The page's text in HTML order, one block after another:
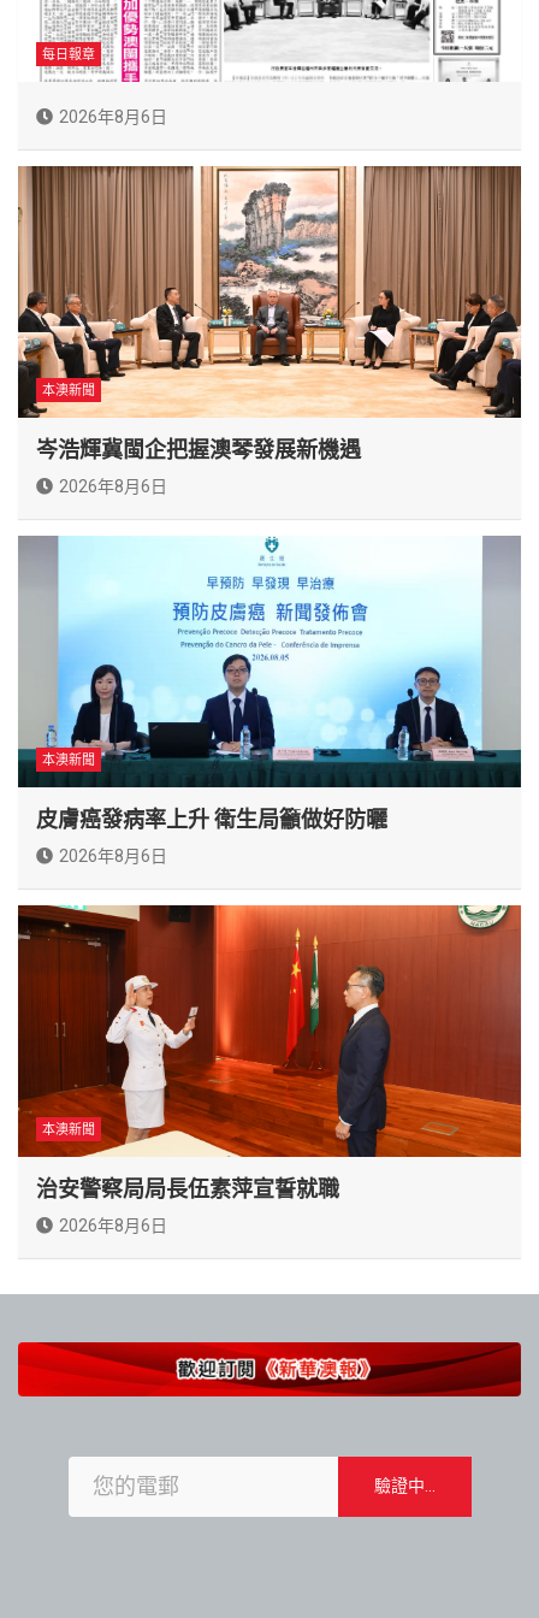
每日報章
2026年8月6日
本澳新聞
岑浩輝冀閩企把握澳琴發展新機遇
2026年8月6日
本澳新聞
皮膚癌發病率上升 衛生局籲做好防曬
2026年8月6日
本澳新聞
治安警察局局長伍素萍宣誓就職
2026年8月6日